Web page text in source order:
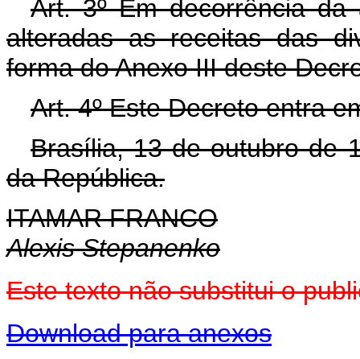
Art. 3º Em decorrência
alteradas as receitas das
forma do Anexo III deste
Art. 4º Este Decreto entra
Brasília, 13 de outubro de
da República.
ITAMAR FRANCO
Alexis Stepanenko
Este texto não substitui o
Download para anexos